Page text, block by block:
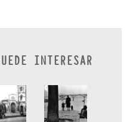
INTERESAR